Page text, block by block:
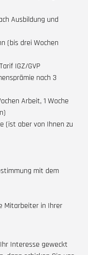
Ausbildung und
(bis drei Wochen
IGZ/GVP
nach 3
Arbeit, 1 Woche
(ist aber von Ihnen zu
mit dem
Mitarbeiter in Ihrer
Interesse geweckt